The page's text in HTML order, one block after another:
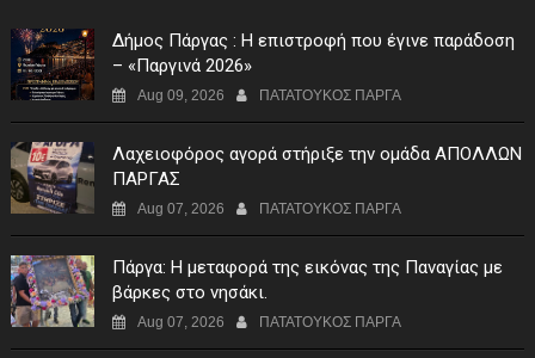
Δήμος Πάργας : Η επιστροφή που έγινε παράδοση
– «Παργινά 2026»
Aug 09, 2026 ΠΑΤΑΤΟΥΚΟΣ ΠΑΡΓΑ
Λαχειοφόρος αγορά στήριξε την ομάδα ΑΠΟΛΛΩΝ
ΠΑΡΓΑΣ
Aug 07, 2026 ΠΑΤΑΤΟΥΚΟΣ ΠΑΡΓΑ
Πάργα: Η μεταφορά της εικόνας της Παναγίας με
βάρκες στο νησάκι.
Aug 07, 2026 ΠΑΤΑΤΟΥΚΟΣ ΠΑΡΓΑ